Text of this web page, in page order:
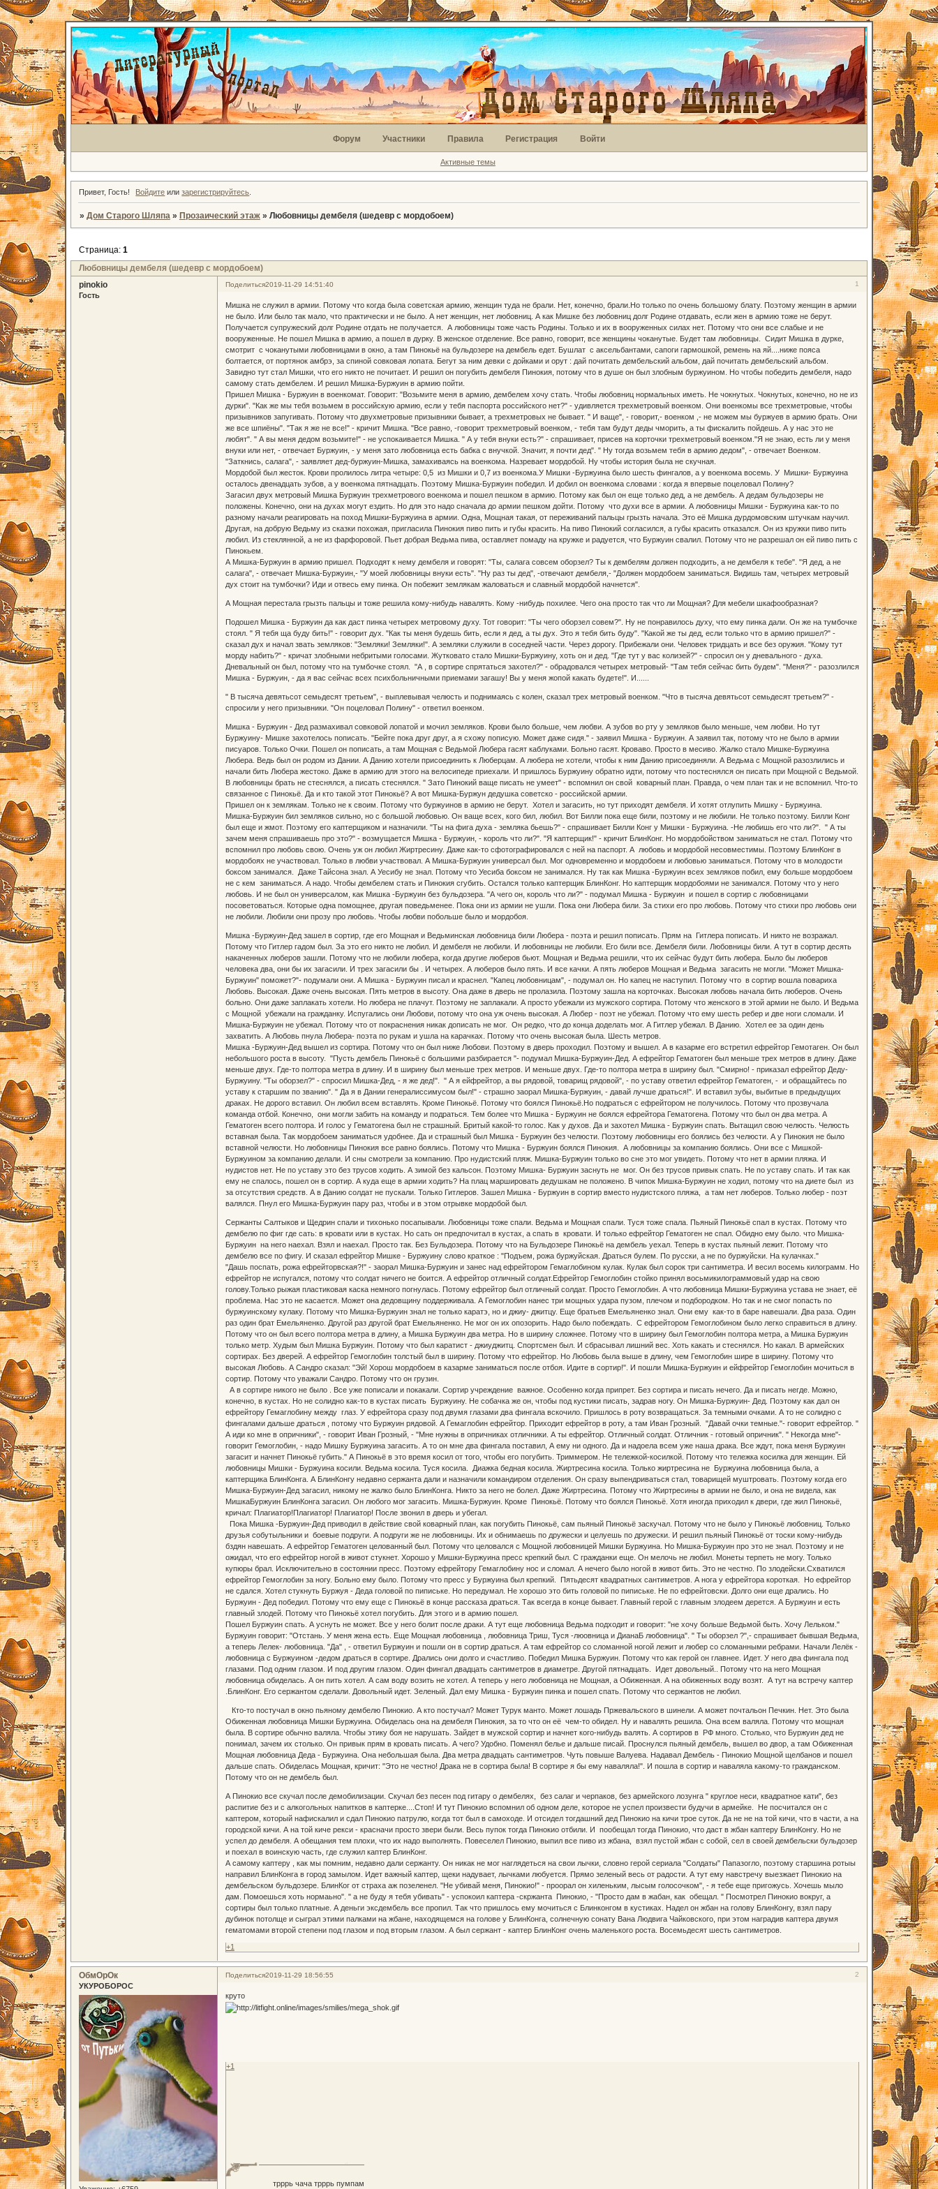
Форум Участники Правила Регистрация Войти
Активные темы
Привет, Гость! Войдите илизарегистрируйтесь
» Дом Старого Шляпа » Прозаический этаж » Любовницы дембеля (шедевр с мордобоем)
Любовницы дембеля (шедевр с мордобоем)
Страница: 1
Поделиться 1
2019-11-29 14:51:40
pinokio
Гость
Мишка не служил в армии. Потому что когда была советская армию, женщин туда не брали. Нет, конечно, брали.Но только по очень большому блату. Поэтому женщин в армии
не было. Или было так мало, что практически и не было. А нет женщин, нет любовниц. А как Мишке без любовниц долг Родине отдавать, если жен в армию тоже не берут.
Получается супружеский долг Родине отдать не получается. А любовницы тоже часть Родины. Только и их в вооруженных силах нет. Потому что они все слабые и не
вооруженные. Не пошел Мишка в армию, а пошел в дурку. В женское отделение. Все равно, говорит, все женщины чоканутые. Будет там любовницы. Сидит Мишка в дурке,
смотрит с чоканутыми любовницами в окно, а там Пинокьё на бульдозере на дембель едет. Бушлат с аксельбантами, сапоги гармошкой, ремень на яй....ниже пояса
болтается, от портянок амбрэ, за спиной совковая лопата. Бегут за ним девки с дойками и орут : дай почитать дембельский альбом, дай почитать дембельский альбом.
Завидно тут стал Мишки, что его никто не почитает. И решил он погубить дембеля Пинокия, потому что в душе он был злобным буржуином. Но чтобы победить дембеля, надо
самому стать дембелем. И решил Мишка-Буржуин в армию пойти.
Пришел Мишка - Буржуин в военкомат. Говорит: "Возьмите меня в армию, дембелем хочу стать. Чтобы любовниц нормальных иметь. Не чокнутых. Чокнутых, конечно, но не из
дурки". "Как же мы тебя возьмем в российскую армию, если у тебя паспорта российского нет?" - удивляется трехметровый военком. Они военкомы все трехметровые, чтобы
призывников запугивать. Потому что двухметровые призывники бывает, а трехметровых не бывает. " И ваще", - говорит,- военком ,- не можем мы буржуев в армию брать. Они
же все шпиёны". "Так я же не все!" - кричит Мишка. "Все равно, -говорит трехметровый военком, - тебя там будут деды чморить, а ты фискалить пойдешь. А у нас это не
любят". " А вы меня дедом возьмите!" - не успокаивается Мишка. " А у тебя внуки есть?" - спрашивает, присев на корточки трехметровый военком."Я не знаю, есть ли у меня
внуки или нет, - отвечает Буржуин, - у меня зато любовница есть бабка с внучкой. Значит, я почти дед". " Ну тогда возьмем тебя в армию дедом", - отвечает Военком.
"Заткнись, салага", - заявляет дед-буржуин-Мишка, замахиваясь на военкома. Назревает мордобой. Ну чтобы история была не скучная.
Мордобой был жесток. Крови пролилось литра четыре: 0,5 из Мишки и 0,7 из военкома.У Мишки -Буржуина было шесть фингалов, а у военкома восемь. У Мишки- Буржуина
осталось двенадцать зубов, а у военкома пятнадцать. Поэтому Мишка-Буржуин победил. И добил он военкома словами : когда я впервые поцеловал Полину?
Загасил двух метровый Мишка Буржуин трехметрового военкома и пошел пешком в армию. Потому как был он еще только дед, а не дембель. А дедам бульдозеры не
положены. Конечно, они на духах могут ездить. Но для это надо сначала до армии пешком дойти. Потому что духи все в армии. А любовницы Мишки - Буржуина как-то по
разному начали реагировать на поход Мишки-Буржуина в армии. Одна, Мощная такая, от переживаний пальцы грызть начала. Это её Мишка дурдомовским штучкам научил.
Другая, на добрую Ведьму из сказки похожая, пригласила Пинокия пиво пить и губы красить. На пиво Пинокий согласился, а губы красить отказался. Он из кружки пиво пить
любил. Из стеклянной, а не из фарфоровой. Пьет добрая Ведьма пива, оставляет помаду на кружке и радуется, что Буржуин свалил. Потому что не разрешал он ей пиво пить с
Пинокьем.
А Мишка-Буржуин в армию пришел. Подходят к нему дембеля и говорят: "Ты, салага совсем оборзел? Ты к дембелям должен подходить, а не дембеля к тебе". "Я дед, а не
салага", - отвечает Мишка-Буржуин,- "У моей любовницы внуки есть". "Ну раз ты дед", -отвечают дембеля,- "Должен мордобоем заниматься. Видишь там, четырех метровый
дух стоит на тумбочки? Иди и отвесь ему пинка. Он побежит землякам жаловаться и славный мордобой начнется".
А Мощная перестала грызть пальцы и тоже решила кому-нибудь навалять. Кому -нибудь похилее. Чего она просто так что ли Мощная? Для мебели шкафообразная?
Подошел Мишка - Буржуин да как даст пинка четырех метровому духу. Тот говорит: "Ты чего оборзел совем?". Ну не понравилось духу, что ему пинка дали. Он же на тумбочке
стоял. " Я тебя ща буду бить!" - говорит дух. "Как ты меня будешь бить, если я дед, а ты дух. Это я тебя бить буду". "Какой же ты дед, если только что в армию пришел?" -
сказал дух и начал звать земляков: "Земляки! Земляки!". А земляки служили в соседней части. Через дорогу. Прибежали они. Человек тридцать и все без оружия. "Кому тут
морду набить?" - кричат злобными небритыми голосами. Жутковато стало Мишки-Буржуину, хоть он и дед. "Где тут у вас колизей?" - спросил он у дневального - духа.
Дневальный он был, потому что на тумбочке стоял. "А , в сортире спрятаться захотел?" - обрадовался четырех метровый- "Там тебя сейчас бить будем". "Меня?" - разозлился
Мишка - Буржуин, - да я вас сейчас всех психбольничными приемами загашу! Вы у меня жопой какать будете!". И......
" В тысяча девятьсот семьдесят третьем", - выплевывая челюсть и поднимаясь с колен, сказал трех метровый военком. "Что в тысяча девятьсот семьдесят третьем?" -
спросили у него призывники. "Он поцеловал Полину" - ответил военком.
Мишка - Буржуин - Дед размахивал совковой лопатой и мочил земляков. Крови было больше, чем любви. А зубов во рту у земляков было меньше, чем любви. Но тут
Буржуину- Мишке захотелось пописать. "Бейте пока друг друг, а я схожу пописую. Может даже сидя." - заявил Мишка - Буржуин. А заявил так, потому что не было в армии
писуаров. Только Очки. Пошел он пописать, а там Мощная с Ведьмой Любера гасят каблуками. Больно гасят. Кроваво. Просто в месиво. Жалко стало Мишке-Буржуина
Любера. Ведь был он родом из Дании. А Данию хотели присоединить к Люберцам. А любера не хотели, чтобы к ним Данию присоединяли. А Ведьма с Мощной разозлились и
начали бить Любера жестоко. Даже в армию для этого на велосипеде приехали. И пришлось Буржуину обратно идти, потому что постеснялся он писать при Мощной с Ведьмой.
В любовницы брать не стеснялся, а писать стеснялся. " Зато Пинокий ваще писать не умеет" - вспомнил он свой коварный план. Правда, о чем план так и не вспомнил. Что-то
связанное с Пинокьё. Да и кто такой этот Пинокьё? А вот Мишка-Буржун дедушка советско - российской армии.
Пришел он к землякам. Только не к своим. Потому что буржуинов в армию не берут. Хотел и загасить, но тут приходят дембеля. И хотят отлупить Мишку - Буржуина.
Мишка-Буржуин бил земляков сильно, но с большой любовью. Он ваще всех, кого бил, любил. Вот Билли пока еще били, поэтому и не любили. Не только поэтому. Билли Конг
был еще и жмот. Поэтому его каптерщиком и назначили. "Ты на фига духа - земляка бьешь?" - спрашивает Билли Конг у Мишки - Буржуина. -Не любишь его что ли?". " А ты
зачем меня спрашиваешь про это?" - возмущается Мишка - Буржуин, - король что ли?". "Я каптерщик!" - кричит БлинКонг. Но мордобойством заниматься не стал. Потому что
вспомнил про любовь свою. Очень уж он любил Жиртресину. Даже как-то сфотографировался с ней на паспорт. А любовь и мордобой несовместимы. Поэтому БлинКонг в
мордобоях не участвовал. Только в любви участвовал. А Мишка-Буржуин универсал был. Мог одновременно и мордобоем и любовью заниматься. Потому что в молодости
боксом занимался. Даже Тайсона знал. А Уесибу не знал. Потому что Уесиба боксом не занимался. Ну так как Мишка -Буржуин всех земляков побил, ему больше мордобоем
не с кем заниматься. А надо. Чтобы дембелем стать и Пинокия сгубить. Остался только каптерщик БлинКонг. Но каптерщик мордобоями не занимался. Потому что у него
любовь. И не был он универсалом, как Мишка -Буржуин без бульдозера. "А чего он, король что ли?" - подумал Мишка - Буржуин и пошел в сортир с любовницами
посоветоваться. Которые одна помощнее, другая поведьменее. Пока они из армии не ушли. Пока они Любера били. За стихи его про любовь. Потому что стихи про любовь они
не любили. Любили они прозу про любовь. Чтобы любви побольше было и мордобоя.
Мишка -Буржуин-Дед зашел в сортир, где его Мощная и Ведьминская любовница били Любера - поэта и решил пописать. Прям на Гитлера пописать. И никто не возражал.
Потому что Гитлер гадом был. За это его никто не любил. И дембеля не любили. И любовницы не любили. Его били все. Дембеля били. Любовницы били. А тут в сортир десять
накаченных люберов зашли. Потому что не любили любера, когда другие люберов бьют. Мощная и Ведьма решили, что их сейчас будут бить любера. Было бы люберов
человека два, они бы их загасили. И трех загасили бы . И четырех. А люберов было пять. И все качки. А пять люберов Мощная и Ведьма загасить не могли. "Может Мишка-
Буржуин" поможет?"- подумали они. А Мишка - Буржуин писал и краснел. "Капец любовницам", - подумал он. Но капец не наступил. Потому что в сортир вошла повариха
Любовь. Высокая. Даже очень высокая. Пять метров в высоту. Она даже в дверь не пролазила. Поэтому зашла на корточках. Высокая любовь начала бить люберов. Очень
больно. Они даже заплакать хотели. Но любера не плачут. Поэтому не заплакали. А просто убежали из мужского сортира. Потому что женского в этой армии не было. И Ведьма
с Мощной убежали на гражданку. Испугались они Любови, потому что она уж очень высокая. А Любер - поэт не убежал. Потому что ему шесть ребер и две ноги сломали. И
Мишка-Буржуин не убежал. Потому что от покраснения никак дописать не мог. Он редко, что до конца доделать мог. А Гитлер убежал. В Данию. Хотел ее за один день
захватить. А Любовь пнула Любера- поэта по рукам и ушла на карачках. Потому что очень высокая была. Шесть метров.
Мишка -Буржуин-Дед вышел из сортира. Потому что он был ниже Любови. Поэтому в дверь проходил. Поэтому и вышел. А в казарме его встретил ефрейтор Гемотаген. Он был
небольшого роста в высоту. "Пусть дембель Пинокьё с большими разбирается "- подумал Мишка-Буржуин-Дед. А ефрейтор Гематоген был меньше трех метров в длину. Даже
меньше двух. Где-то полтора метра в длину. И в ширину был меньше трех метров. И меньше двух. Где-то полтора метра в ширину был. "Смирно! - приказал ефрейтор Деду-
Буржуину. "Ты оборзел?" - спросил Мишка-Дед, - я же дед!". " А я ейфрейтор, а вы рядовой, товарищ рядовой", - по уставу ответил ефрейтор Гематоген, - и обращайтесь по
уставу к старшим по званию". " Да я в Дании генералиссимусом был!" - страшно заорал Мишка-Буржуин, - давай лучше драться!". И вставил зубы, выбитые в предыдущих
драках. Не дорого вставил. Он любил всем вставлять. Кроме Пинокьё. Потому что боялся Пинокьё.Но подраться с ефрейтором не получилось. Потому что прозвучала
команда отбой. Конечно, они могли забить на команду и подраться. Тем более что Мишка - Буржуин не боялся ефрейтора Гематогена. Потому что был он два метра. А
Гематоген всего полтора. И голос у Гематогена был не страшный. Бритый какой-то голос. Как у духов. Да и захотел Мишка - Буржуин спать. Вытащил свою челюсть. Челюсть
вставная была. Так мордобоем заниматься удобнее. Да и страшный был Мишка - Буржуин без челюсти. Поэтому любовницы его боялись без челюсти. А у Пинокия не было
вставной челюсти. Но любовницы Пинокия все равно боялись. Потому что Мишка - Буржуин боялся Пинокия. А любовницы за компанию боялись. Они все с Мишкой-
Буржуином за компанию делали. И сны смотрели за компанию. Про нудистский пляж. Мишка-Буржуин только во сне это мог увидеть. Потому что нет в армии пляжа. И
нудистов нет. Не по уставу это без трусов ходить. А зимой без кальсон. Поэтому Мишка- Буржуин заснуть не мог. Он без трусов привык спать. Не по уставу спать. И так как
ему не спалось, пошел он в сортир. А куда еще в армии ходить? На плац маршировать дедушкам не положено. В чипок Мишка-Буржуин не ходил, потому что на диете был из
за отсутствия средств. А в Данию солдат не пускали. Только Гитлеров. Зашел Мишка - Буржуин в сортир вместо нудистского пляжа, а там нет люберов. Только любер - поэт
валялся. Пнул его Мишка-Буржуин пару раз, чтобы и в этом отрывке мордобой был.
Сержанты Салтыков и Щедрин спали и тихонько посапывали. Любовницы тоже спали. Ведьма и Мощная спали. Туся тоже спала. Пьяный Пинокьё спал в кустах. Потому что
дембелю по фиг где сать: в кровати или в кустах. Но сать он предпочитал в кустах, а спать в кровати. И только ефрейтор Гематоген не спал. Обидно ему было. что Мишка-
Буржуин на него наехал. Взял и наехал. Просто так. Без Бульдозера. Потому что на Бульдозере Пинокьё на дембель уехал. Теперь в кустах пьяный лежит. Потому что
дембелю все по фигу. И сказал ефрейтор Мишке - Буржуину слово краткое : "Подъем, рожа буржуйская. Драться булем. По русски, а не по буржуйски. На кулачках."
"Дашь поспать, рожа ефрейторвская?!" - заорал Мишка-Буржуин и занес над ефрейтором Гемаглобином кулак. Кулак был сорок три сантиметра. И весил восемь килограмм. Но
ефрейтор не испугался, потому что солдат ничего не боится. А ефрейтор отличный солдат.Ефрейтор Гемоглобин стойко принял восьмикилограммовый удар на свою
голову.Только рыжая пластиковая каска немного погнулась. Потому ефрейтор был отличный солдат. Просто Гемоглобин. А что любовница Мишки-Буржуина устава не знает, её
проблема. Нас это не касается. Может она дедовщину поддерживала. А Гемоглобин нанес три мощных удара пузом, плечом и подбородком. Но так и не смог попасть по
буржуинскому кулаку. Потому что Мишка-Буржуин знал не только каратэ, но и джиу- джитцу. Еще братьев Емельяненко знал. Они ему как-то в баре навешали. Два раза. Один
раз один брат Емельяненко. Другой раз другой брат Емельяненко. Не мог он их опозорить. Надо было побеждать. С ефрейтором Гемоглобином было легко справиться в длину.
Потому что он был всего полтора метра в длину, а Мишка Буржуин два метра. Но в ширину сложнее. Потому что в ширину был Гемоглобин полтора метра, а Мишка Буржуин
только метр. Худым был Мишка Буржуин. Потому что был каратист - джиуджитц. Спортсмен был. И сбрасывал лишний вес. Хоть какать и стеснялся. Но какал. В армейских
сортирах. Без дверей. А ефрейтор Гемоглобин толстый был в ширину. Потому что ефрейтор. Но Любовь была выше в длину, чем Гемоглобин шире в ширину. Потому что
высокая Любовь. А Сандро сказал: "Эй! Хорош мордобоем в казарме заниматься после отбоя. Идите в сортир!". И пошли Мишка-Буржуин и ейфрейтор Гемоглобин мочиться в
сортир. Потому что уважали Сандро. Потому что он грузин.
А в сортире никого не было . Все уже пописали и покакали. Сортир учреждение важное. Особенно когда припрет. Без сортира и писать нечего. Да и писать негде. Можно,
конечно, в кустах. Но не солидно как-то в кустах писать Буржуину. Не собачка же он, чтобы под кустики писать, задрав ногу. Он Мишка-Буржуин- Дед. Поэтому как дал он
ефрейтору Гемаглобину между глаз. У ефрейтора сразу под двумя глазами два фингала вскочило. Пришлось в роту возвращаться. За темными очками. А то не солидно с
фингалами дальше драться , потому что Буржуин рядовой. А Гемаглобин ефрейтор. Приходит ефрейтор в роту, а там Иван Грозный. "Давай очки темные."- говорит ефрейтор. "
А иди ко мне в опричники", - говорит Иван Грозный, - "Мне нужны в опричниках отличники. А ты ефрейтор. Отличный солдат. Отличник - готовый опричник". " Некогда мне"-
говорит Гемоглобин, - надо Мишку Буржуина загасить. А то он мне два фингала поставил, А ему ни одного. Да и надоела всем уже наша драка. Все ждут, пока меня Буржуин
загасит и начнет Пинокьё губить." А Пинокьё в это время косил от того, чтобы его погубить. Триммером. Не тележкой-косилкой. Потому что тележка косилка для женщин. Ей
любовницы Мишки - Буржуина косили. Ведьма косила. Туся косила. Диажка бедная косила. Жиртресина косила. Только жиртресина не Буржуина любовница была, а
каптерщика БлинКонга. А БлинКонгу недавно сержанта дали и назначили командиром отделения. Он сразу выпендриваться стал, товарищей муштровать. Поэтому когда его
Мишка-Буржуин-Дед загасил, никому не жалко было БлинКонга. Никто за него не болел. Даже Жиртресина. Потому что Жиртресины в армии не было, и она не видела, как
МишкаБуржуин БлинКонга загасил. Он любого мог загасить. Мишка-Буржуин. Кроме Пинокьё. Потому что боялся Пинокьё. Хотя иногда приходил к двери, где жил Пинокьё,
кричал: Плагиатор!Плагиатор! Плагиатор! После звонил в дверь и убегал.
Пока Мишка -Буржуин-Дед приводил в действие свой коварный план, как погубить Пинокьё, сам пьяный Пинокьё заскучал. Потому что не было у Пинокьё любовниц. Только
друзья собутыльники и боевые подруги. А подруги же не любовницы. Их и обнимаешь по дружески и целуешь по дружески. И решил пьяный Пинокьё от тоски кому-нибудь
бздян навешать. А ефрейтор Гематоген целованный был. Потому что целовался с Мощной любовницей Мишки Буржуина. Но Мишка-Буржуин про это не знал. Поэтому и не
ожидал, что его ефрейтор ногой в живот стукнет. Хорошо у Мишки-Буржуина пресс крепкий был. С гражданки еще. Он мелочь не любил. Монеты терпеть не могу. Только
купюры брал. Исключительно в состоянии пресс. Поэтому ефрейтору Гемаглобину нос и сломал. А нечего было ногой в живот бить. Это не честно. По злодейски.Схватился
ефрейтор Гемоглобин за ногу. Больно ему было. Потому что пресс у Буржуина был крепкий. Пятьдесят квадратных сантиметров. А нога у ефрейтора короткая. Но ефрейтор
не сдался. Хотел стукнуть Буржуя - Деда головой по пипиське. Но передумал. Не хорошо это бить головой по пипиське. Не по ефрейтовски. Долго они еще дрались. Но
Буржуин - Дед победил. Потому что ему еще с Пинокьё в конце рассказа драться. Так всегда в конце бывает. Главный герой с главным злодеем дерется. А Буржуин и есть
главный злодей. Потому что Пинокьё хотел погубить. Для этого и в армию пошел.
Пошел Буржуин спать. А уснуть не может. Все у него болит после драки. А тут еще любовница Ведьма подходит и говорит: "не хочу больше Ведьмой быть. Хочу Лельком."
Буржуин говорит: "Отстань. У меня жена есть. Еще Мощная любовница , любовница Триш, Туся -люовница и ДианаБ любовница". " Ты оборзел ?",- спрашивает бывшая Ведьма,
а теперь Лелек- любовница. "Да" , - ответил Буржуин и пошли он в сортир драться. А там ефрейтор со сломанной ногой лежит и любер со сломанными ребрами. Начали Лелёк -
любовница с Буржуином -дедом драться в сортире. Дрались они долго и счастливо. Победил Мишка Буржуин. Потому что как герой он главнее. Идет. У него два фингала под
глазами. Под одним глазом. И под другим глазом. Один фингал двадцать сантиметров в диаметре. Другой пятнадцать. Идет довольный.. Потому что на него Мощная
любовница обиделась. А он пить хотел. А сам воду возить не хотел. А теперь у него любовница не Мощная, а Обиженная. А на обиженных воду возят. А тут на встречу каптер
.БлинКонг. Его сержантом сделали. Довольный идет. Зеленый. Дал ему Мишка - Буржуин пинка и пошел спать. Потому что сержантов не любил.
Кто-то постучал в окно пьяному дембелю Пинокио. А кто постучал? Может Турук манто. Может лошадь Пржевальского в шинели. А может почтальон Печкин. Нет. Это была
Обиженная любовница Мишки Буржуина. Обиделась она на дембеля Пинокия, за то что он её чем-то обидел. Ну и навалять решила. Она всем валяла. Потому что мощная
была. В сортире обычно валяла. Чтобы этику боя не нарушать. Зайдет в мужской сортир и начнет кого-нибудь валять. А сортиров в РФ много. Столько, что Буржуин дед не
понимал, зачем их столько. Он привык прям в кровать писать. А чего? Удобно. Поменял белье и дальше писай. Проснулся пьяный дембель, вышел во двор, а там Обиженная
Мощная любовница Деда - Буржуина. Она небольшая была. Два метра двадцать сантиметров. Чуть повыше Валуева. Надавал Дембель - Пинокио Мощной щелбанов и пошел
дальше спать. Обиделась Мощная, кричит: "Это не честно! Драка не в сортира была! В сортире я бы ему наваляла!". И пошла в сортир и наваляла какому-то гражданском.
Потому что он не дембель был.
А Пинокио все скучал после демобилизации. Скучал без песен под гитару о дембелях, без салаг и черпаков, без армейского лозунга " круглое неси, квадратное кати", без
распитие без и с алкогольных напитков в каптерке....Стоп! И тут Пинокио вспомнил об одном деле, которое не успел произвести будучи в армейке. Не посчитался он с
каптером, который нафискалил и сдал Пинокио патрулю, когда тот был в самоходе. И отсидел тогдашний дед Пинокио на кичи трое суток. Да не не на той кичи, что в части, а на
городской кичи. А на той киче рекси - красначи просто звери были. Весь пупок тогда Пинокио отбили. И пообещал тогда Пинокио, что даст в жбан каптеру БлинКонгу. Но не
успел до дембеля. А обещания тем плохи, что их надо выполнять. Повеселел Пинокио, выпил все пиво из жбана, взял пустой жбан с собой, сел в своей дембельски бульдозер
и поехал в воинскую часть, где служил каптер БлинКонг.
А самому каптеру , как мы помним, недавно дали сержанту. Он никак не мог наглядеться на свои лычки, словно герой сериала "Солдаты" Папазогло, поэтому старшина ротыы
направил БлинКонга в город замылом. Идет важный каптер, щеки надувает, лычками любуется. Прямо зеленый весь от радости. А тут ему навстречу выезжает Пинокио на
дембельском бульдозере. БлинКог от страха аж позеленел. "Не убивай меня, Пинокио!" - проорал он хиленьким, лысым голосочком", - я тебе еще пригожусь. Хочешь мыло
дам. Помоешься хоть нормаьно". " а не буду я тебя убивать" - успокоил каптера -скржанта Пинокио, - "Просто дам в жабан, как обещал. " Посмотрел Пинокио вокруг, а
сортиры был только платные. А деньги эксдембель все пропил. Так что пришлось ему мочиться с Блинконгом в кустиках. Надел он жбан на голову БлинКонгу, взял пару
дубинок потолще и сыграл этими палками на жбане, находящемся на голове у БлинКонга, солнечную сонату Вана Людвига Чайковского, при этом наградив каптера двумя
гематомами второй степени под глазом и под вторым глазом. А был сержант - каптер БлинКонг очень маленького роста. Восемьдесят шесть сантиметров.
+1
Поделиться 2
2019-11-29 18:56:55
ОбмОрОк
УКУРОБОРОС
круто
трррь чача трррь пумпам
+1